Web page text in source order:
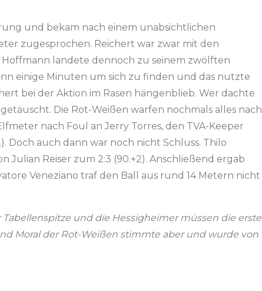
und bekam nach einem unabsichtlichen
zugesprochen. Reichert war zwar mit den
landete dennoch zu seinem zwölften
einige Minuten um sich zu finden und das nutzte
bei der Aktion im Rasen hängenblieb. Wer dachte
Die Rot-Weißen warfen nochmals alles nach
nach Foul an Jerry Torres, den TVA-Keeper
Doch auch dann war noch nicht Schluss. Thilo
Reiser zum 2:3 (90.+2). Anschließend ergab
Veneziano traf den Ball aus rund 14 Metern nicht
und die Hessigheimer müssen die erste
Moral der Rot-Weißen stimmte aber und wurde von